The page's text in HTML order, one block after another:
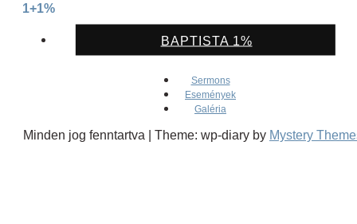
1+1%
BAPTISTA 1%
Sermons
Események
Galéria
Minden jog fenntartva Theme: wp-diary by Mystery